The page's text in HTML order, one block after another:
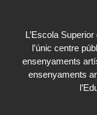
L’Escola
l’únic centre
ensenyaments
ensenyaments